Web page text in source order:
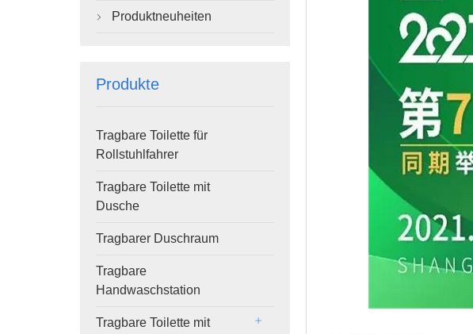
 Produktneuheiten
Produkte
Tragbare Toilette für
Rollstuhlfahrer
Tragbare Toilette mit
Dusche
Tragbarer Duschraum
Tragbare
Handwaschstation
Tragbare Toilette mit